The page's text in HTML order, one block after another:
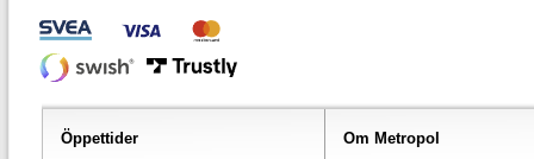
Öppettider Om Metropol